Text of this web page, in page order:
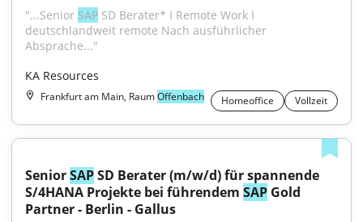
"...Senior SAP SD Berater* I Remote Work I
deutschlandweit remote Nach ausführlicher
Absprache..."
KA Resources
Frankfurt am Main, RaumOffenbach Homeoffice Vollzeit
Senior SAP SD Berater (m/w/d) für spannende
S/4HANA Projekte bei führendem SAP Gold
Partner - Berlin - Gallus